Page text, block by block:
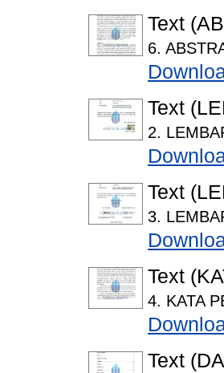
Text
6.
Text
2.
Text
3.
Text
4. KATA
Text